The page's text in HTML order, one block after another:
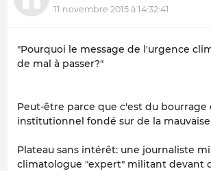
11 novembre 2015 à 14:32:41
"Pourquoi le message de l'urgence
de mal à passer?"
Peut-être parce que c'est du bourrage
institutionnel fondé sur de la mauvaise
Plateau sans intérêt: une journaliste
climatologue "expert" militant devant